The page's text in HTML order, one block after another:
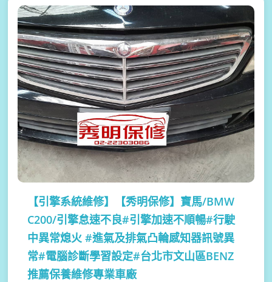
【引擎系統維修】
【秀明保修】寶馬/BMW
C200/引擎怠速不良#引擎加速不順暢#行駛
中異常熄火 #進氣及排氣凸輪感知器訊號異
常#電腦診斷學習設定#台北市文山區BENZ
推薦保養維修專業車廠